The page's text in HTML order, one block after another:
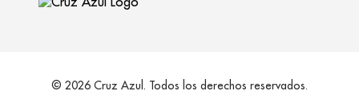
© 2026 Cruz Azul. Todos los derechos reservados.